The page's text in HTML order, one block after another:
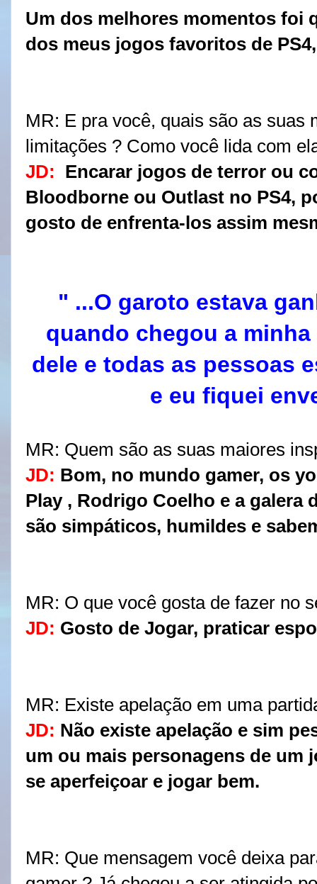
Um dos melhores momentos foi
dos meus jogos favoritos de
MR: E pra você, quais são as suas
limitações ? Como você lida com
JD:
Encarar jogos de terror ou
Bloodborne ou Outlast no PS4,
gosto de enfrenta-los assim
" ...O garoto estava
quando chegou a
dele e todas as pessoas
e eu fiquei
MR: Quem são as suas maiores
JD: Bom, no mundo gamer, os
Play , Rodrigo Coelho e a galera
são simpáticos, humildes e
MR: O que você gosta de fazer no
JD: Gosto de Jogar, praticar
MR: Existe apelação em uma
JD: Não existe apelação e sim
um ou mais personagens de um
se aperfeiçoar e jogar bem.
MR: Que mensagem você deixa